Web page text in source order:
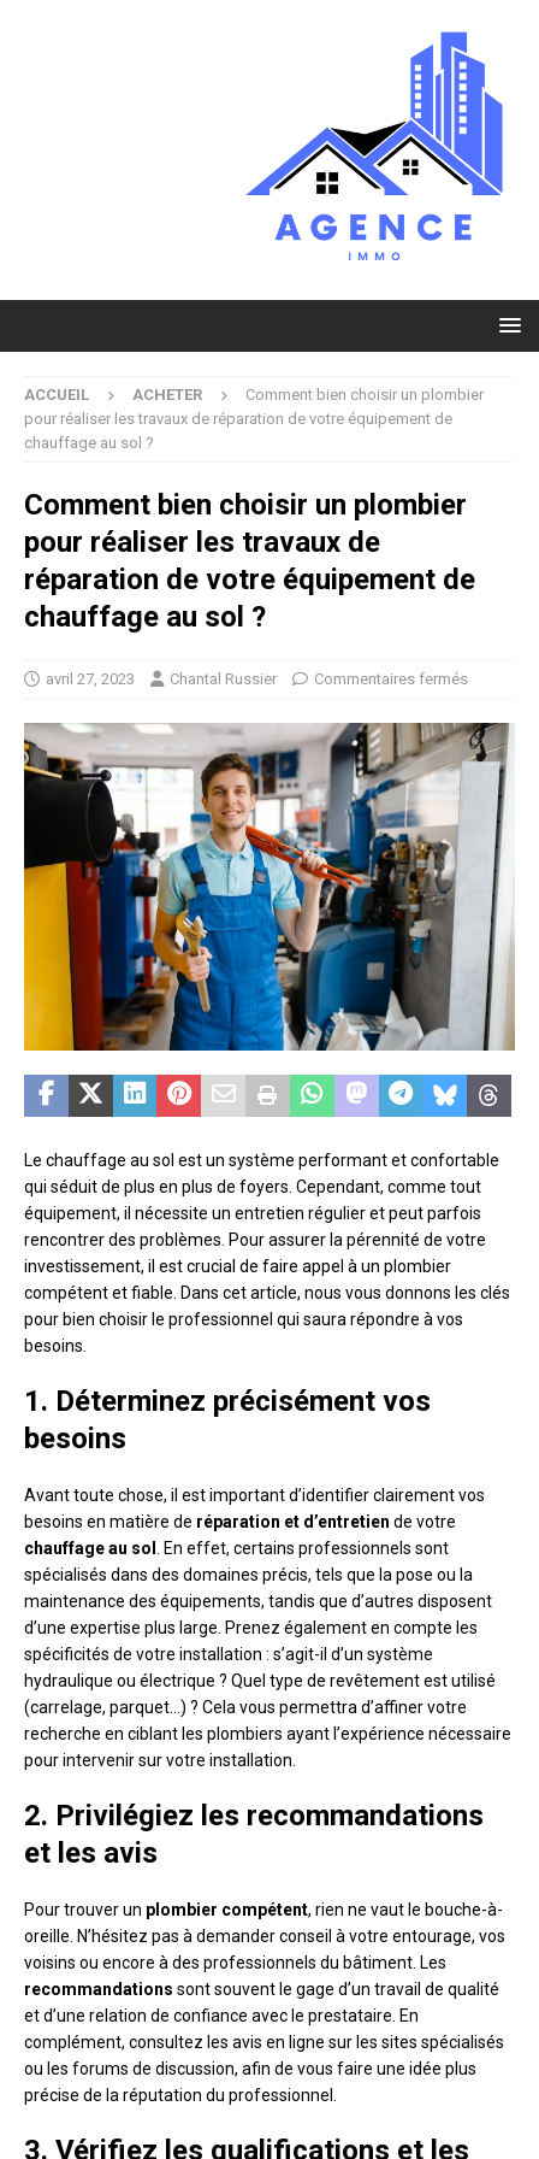
ACCUEIL ACHETER
Comment bien choisir un plombier
pour réaliser les travaux de réparation de votre équipement de
chauffage au sol ?
Comment bien choisir un plombier
pour réaliser les travaux de
réparation de votre équipement de
chauffage au sol ?
avril 27, 2023 Chantal Russier Commentaires fermés
Le chauffage au sol est un système performant et confortable
qui séduit de plus en plus de foyers. Cependant, comme tout
équipement, il nécessite un entretien régulier et peut parfois
rencontrer des problèmes. Pour assurer la pérennité de votre
investissement, il est crucial de faire appel à un plombier
compétent et fiable. Dans cet article, nous vous donnons les clés
pour bien choisir le professionnel qui saura répondre à vos
besoins.
1. Déterminez précisément vos
besoins
Avant toute chose, il est important d’identifier clairement vos
besoins en matière de réparation et d’entretien de votre
chauffage au sol . En effet, certains professionnels sont
spécialisés dans des domaines précis, tels que la pose ou la
maintenance des équipements, tandis que d’autres disposent
d’une expertise plus large. Prenez également en compte les
spécificités de votre installation : s’agit-il d’un système
hydraulique ou électrique ? Quel type de revêtement est utilisé
(carrelage, parquet…) ? Cela vous permettra d’affiner votre
recherche en ciblant les plombiers ayant l’expérience nécessaire
pour intervenir sur votre installation.
2. Privilégiez les recommandations
et les avis
Pour trouver un plombier compétent, rien ne vaut le bouche-à-
oreille. N’hésitez pas à demander conseil à votre entourage, vos
voisins ou encore à des professionnels du bâtiment. Les
recommandations sont souvent le gage d’un travail de qualité
et d’une relation de confiance avec le prestataire. En
complément, consultez les avis en ligne sur les sites spécialisés
ou les forums de discussion, afin de vous faire une idée plus
précise de la réputation du professionnel.
3. Vérifiez les qualifications et les